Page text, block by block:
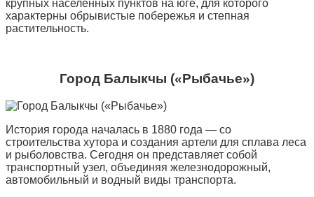
крупных населенных пунктов на юге, для которого
характерны обрывистые побережья и степная
растительность.
Город Балыкчы («Рыбачье»)
История города началась в 1880 года — со
строительства хутора и создания артели для сплава леса
и рыболовства. Сегодня он представляет собой
транспортный узел, объединяя железнодорожный,
автомобильный и водный виды транспорта.